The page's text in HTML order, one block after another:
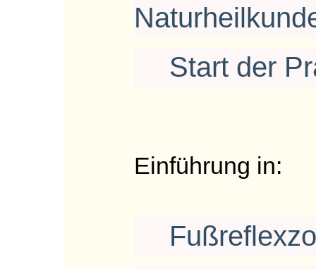
Start der
Einführung in: